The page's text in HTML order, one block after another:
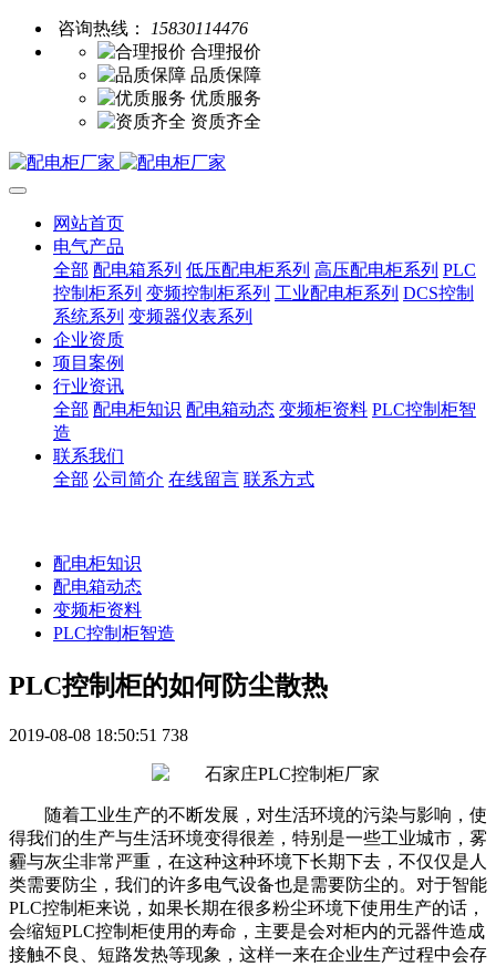
咨询热线：
15830114476
合理报价
品质保障
优质服务
资质齐全
网站首页
电气产品
全部 配电箱系列 低压配电柜系列 高压配电柜系列 PLC
控制柜系列 变频控制柜系列 工业配电柜系列 DCS控制
系统系列 变频器仪表系列
企业资质
项目案例
行业资讯
全部 配电柜知识 配电箱动态 变频柜资料 PLC控制柜智
造
联系我们
全部 公司简介 在线留言 联系方式
配电柜知识
配电箱动态
变频柜资料
PLC控制柜智造
PLC控制柜的如何防尘散热
2019-08-08 18:50:51 738
随着工业生产的不断发展，对生活环境的污染与影响，使
得我们的生产与生活环境变得很差，特别是一些工业城市，雾
霾与灰尘非常严重，在这种这种环境下长期下去，不仅仅是人
类需要防尘，我们的许多电气设备也是需要防尘的。对于智能
PLC控制柜来说，如果长期在很多粉尘环境下使用生产的话，
会缩短PLC控制柜使用的寿命，主要是会对柜内的元器件造成
接触不良、短路发热等现象，这样一来在企业生产过程中会存